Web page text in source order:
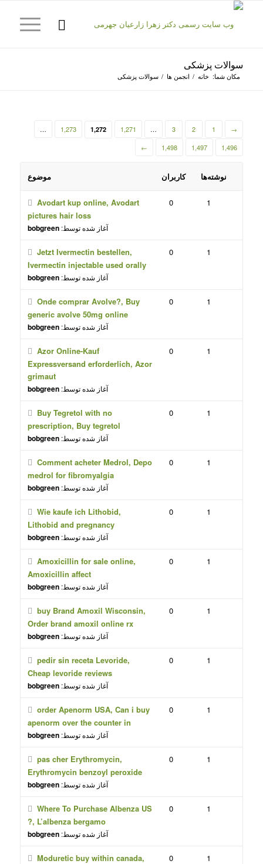
سوالات پزشکی
مکان شما: خانه / انجمن ها / سوالات پزشکی
→
1
2
3
…
1,271
1,272
1,273
…
1,496
1,497
1,498
←
موضوع کاربران نوشته‌ها
Avodart kup online, Avodart
pictures hair loss
آغاز شده توسط:bobgreen
0 1
Jetzt Ivermectin bestellen,
Ivermectin injectable used orally
آغاز شده توسط:bobgreen
0 1
Onde comprar Avolve?, Buy
generic avolve 50mg online
آغاز شده توسط:bobgreen
0 1
Azor Online-Kauf
Expressversand erforderlich, Azor
grimaut
آغاز شده توسط:bobgreen
0 1
Buy Tegretol with no
prescription, Buy tegretol
آغاز شده توسط:bobgreen
0 1
Comment acheter Medrol, Depo
medrol for fibromyalgia
آغاز شده توسط:bobgreen
0 1
Wie kaufe ich Lithobid,
Lithobid and pregnancy
آغاز شده توسط:bobgreen
0 1
Amoxicillin for sale online,
Amoxicillin affect
آغاز شده توسط:bobgreen
0 1
buy Brand Amoxil Wisconsin,
Order brand amoxil online rx
آغاز شده توسط:bobgreen
0 1
pedir sin receta Levoride,
Cheap levoride reviews
آغاز شده توسط:bobgreen
0 1
order Apenorm USA, Can i buy
apenorm over the counter in
آغاز شده توسط:bobgreen
0 1
pas cher Erythromycin,
Erythromycin benzoyl peroxide
آغاز شده توسط:bobgreen
0 1
Where To Purchase Albenza US
?, L’albenza bergamo
آغاز شده توسط:bobgreen
0 1
Moduretic buy within canada,
0 1